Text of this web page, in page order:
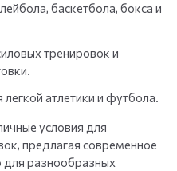
баскетбола, бокса и
тренировок и
атлетики и футбола.
условия для
предлагая современное
для разнообразных